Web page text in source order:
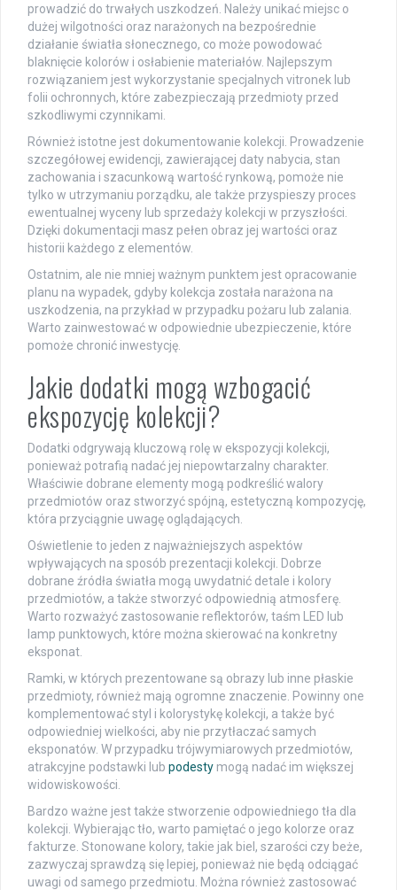
prowadzić do trwałych uszkodzeń. Należy unikać miejsc o
dużej wilgotności oraz narażonych na bezpośrednie
działanie światła słonecznego, co może powodować
blaknięcie kolorów i osłabienie materiałów. Najlepszym
rozwiązaniem jest wykorzystanie specjalnych vitronek lub
folii ochronnych, które zabezpieczają przedmioty przed
szkodliwymi czynnikami.
Również istotne jest dokumentowanie kolekcji. Prowadzenie
szczegółowej ewidencji, zawierającej daty nabycia, stan
zachowania i szacunkową wartość rynkową, pomoże nie
tylko w utrzymaniu porządku, ale także przyspieszy proces
ewentualnej wyceny lub sprzedaży kolekcji w przyszłości.
Dzięki dokumentacji masz pełen obraz jej wartości oraz
historii każdego z elementów.
Ostatnim, ale nie mniej ważnym punktem jest opracowanie
planu na wypadek, gdyby kolekcja została narażona na
uszkodzenia, na przykład w przypadku pożaru lub zalania.
Warto zainwestować w odpowiednie ubezpieczenie, które
pomoże chronić inwestycję.
Jakie dodatki mogą wzbogacić
ekspozycję kolekcji?
Dodatki odgrywają kluczową rolę w ekspozycji kolekcji,
ponieważ potrafią nadać jej niepowtarzalny charakter.
Właściwie dobrane elementy mogą podkreślić walory
przedmiotów oraz stworzyć spójną, estetyczną kompozycję,
która przyciągnie uwagę oglądających.
Oświetlenie to jeden z najważniejszych aspektów
wpływających na sposób prezentacji kolekcji. Dobrze
dobrane źródła światła mogą uwydatnić detale i kolory
przedmiotów, a także stworzyć odpowiednią atmosferę.
Warto rozważyć zastosowanie reflektorów, taśm LED lub
lamp punktowych, które można skierować na konkretny
eksponat.
Ramki, w których prezentowane są obrazy lub inne płaskie
przedmioty, również mają ogromne znaczenie. Powinny one
komplementować styl i kolorystykę kolekcji, a także być
odpowiedniej wielkości, aby nie przytłaczać samych
eksponatów. W przypadku trójwymiarowych przedmiotów,
atrakcyjne podstawki lub podesty mogą nadać im większej
widowiskowości.
Bardzo ważne jest także stworzenie odpowiedniego tła dla
kolekcji. Wybierając tło, warto pamiętać o jego kolorze oraz
fakturze. Stonowane kolory, takie jak biel, szarości czy beże,
zazwyczaj sprawdzą się lepiej, ponieważ nie będą odciągać
uwagi od samego przedmiotu. Można również zastosować